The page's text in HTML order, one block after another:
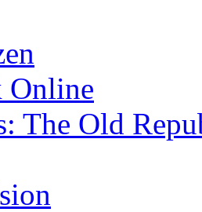
Online
The Old